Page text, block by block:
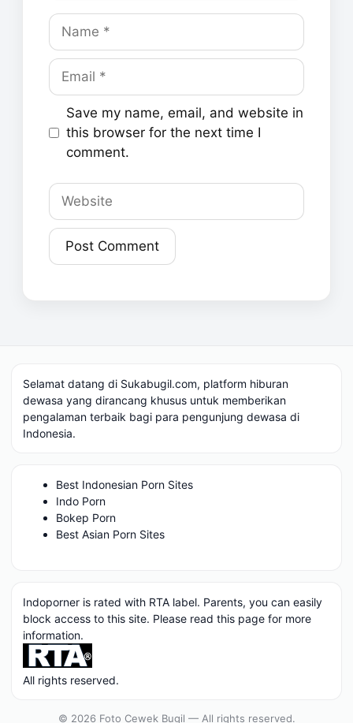
Name
Email
Save my name, email, and website in
this browser for the next time I
comment.
Website
Selamat datang di Sukabugil.com, platform hiburan
dewasa yang dirancang khusus untuk memberikan
pengalaman terbaik bagi para pengunjung dewasa di
Indonesia.
Best Indonesian Porn Sites
Indo Porn
Bokep Porn
Best Asian Porn Sites
Indoporner is rated with RTA label. Parents, you can easily
block access to this site. Please read this page for more
information.
All rights reserved.
© 2026 Foto Cewek Bugil — All rights reserved.